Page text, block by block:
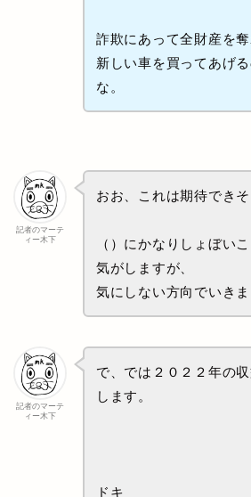
詐欺にあって全財産を
新しい車を買ってあげ
な。
記者のマーテ
ィー木下
おお、これは期待できそ
（）にかなりしょぼい
気がしますが、
気にしない方向でいきま
記者のマーテ
ィー木下
で、では２０２２年の
します。
ドキ